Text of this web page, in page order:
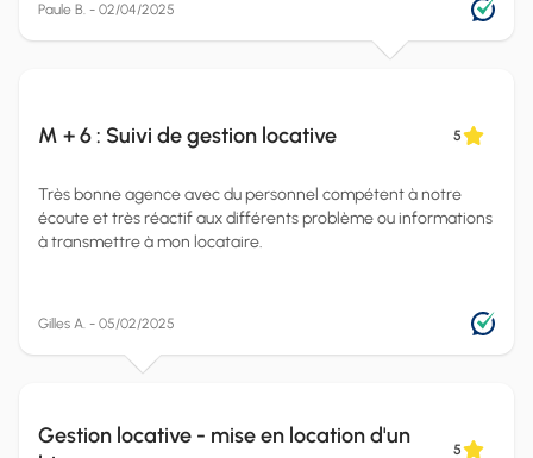
Paule B. - 02/04/2025
M + 6 : Suivi de gestion locative 5
Très bonne agence avec du personnel compétent à notre
écoute et très réactif aux différents problème ou informations
à transmettre à mon locataire.
Gilles A. - 05/02/2025
Gestion locative - mise en location d'un
5